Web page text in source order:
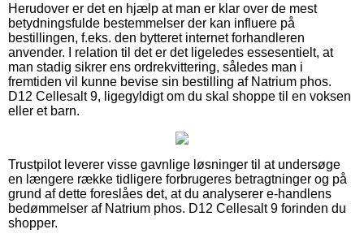
Herudover er det en hjælp at man er klar over de mest
betydningsfulde bestemmelser der kan influere på
bestillingen, f.eks. den bytteret internet forhandleren
anvender. I relation til det er det ligeledes essesentielt, at
man stadig sikrer ens ordrekvittering, således man i
fremtiden vil kunne bevise sin bestilling af Natrium phos.
D12 Cellesalt 9, ligegyldigt om du skal shoppe til en voksen
eller et barn.
Trustpilot leverer visse gavnlige løsninger til at undersøge
en længere række tidligere forbrugeres betragtninger og på
grund af dette foreslåes det, at du analyserer e-handlens
bedømmelser af Natrium phos. D12 Cellesalt 9 forinden du
shopper.